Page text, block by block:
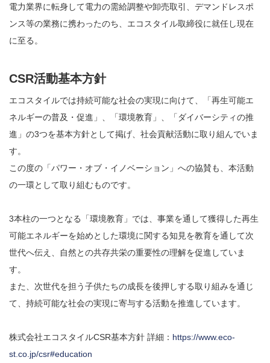
電力業界に転身して電力の需給調整や卸売取引、デマンドレスポ
ンス等の業務に携わったのち、エコスタイル取締役に就任し現在
に至る。
CSR活動基本方針
エコスタイルでは持続可能な社会の実現に向けて、「再生可能エ
ネルギーの普及・促進」、「環境教育」、「ダイバーシティの推
進」の3つを基本方針として掲げ、社会貢献活動に取り組んでいま
す。
この度の「パワー・オブ・イノベーション」への協賛も、本活動
の一環として取り組むものです。
3本柱の一つとなる「環境教育」では、事業を通して獲得した再生
可能エネルギーを始めとした環境に関する知見を教育を通して次
世代へ伝え、自然との共存共栄の重要性の理解を促進していま
す。
また、次世代を担う子供たちの成長を後押しする取り組みを通じ
て、持続可能な社会の実現に寄与する活動を推進しています。
株式会社エコスタイルCSR基本方針 詳細： https://www.eco-
st.co.jp/csr#education